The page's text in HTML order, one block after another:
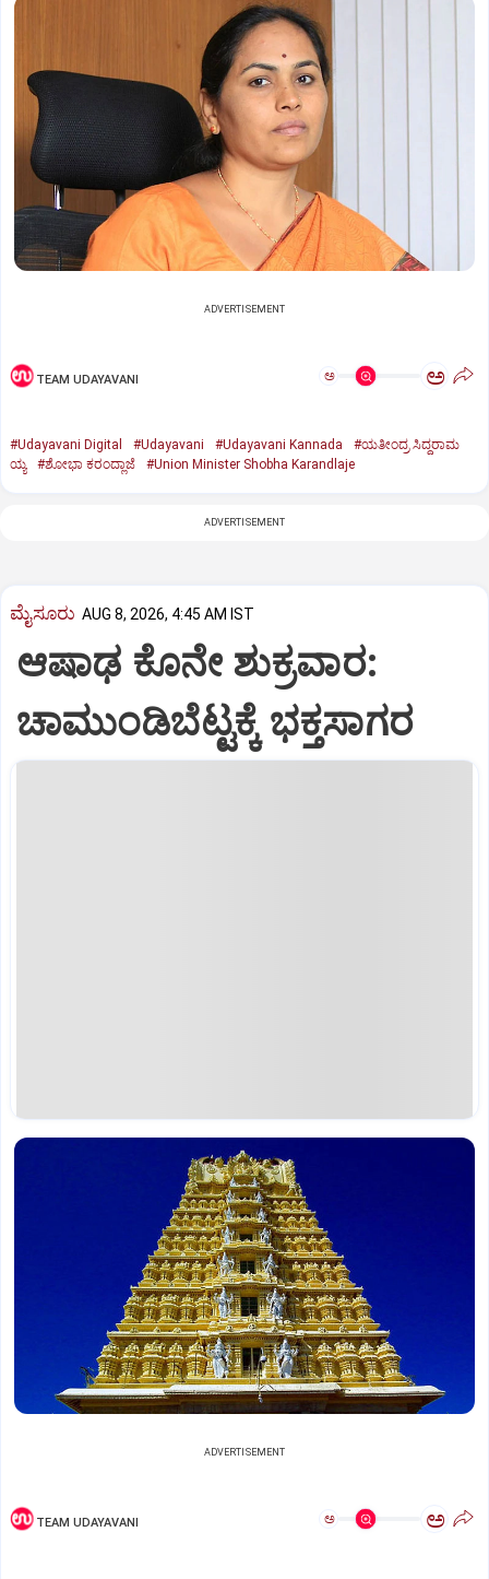
ADVERTISEMENT
TEAM UDAYAVANI ಅ ಅ
#Udayavani Digital #Udayavani #Udayavani Kannada
#ಯತೀಂದ್ರ ಸಿದ್ದರಾಮ
ಯ್ಯ
#ಶೋಭಾ ಕರಂದ್ಲಾಜೆ #Union Minister Shobha Karandlaje
ADVERTISEMENT
ಮೈಸೂರು AUG 8, 2026, 4:45 AM IST
ಆಷಾಢ ಕೊನೇ ಶುಕ್ರವಾರ:
ಚಾಮುಂಡಿಬೆಟ್ಟಕ್ಕೆ ಭಕ್ತಸಾಗರ
ADVERTISEMENT
TEAM UDAYAVANI ಅ ಅ